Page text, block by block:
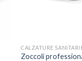
CALZATURE
Zoccoli